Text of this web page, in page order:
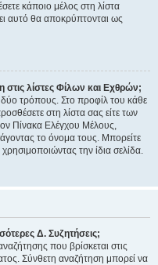
κάποιο μέλος στη λίστα
αυτό θα αποκρύπτονται ως
λίστες Φίλων και Εχθρών;
δύο τρόπους. Στο προφίλ του κάθε
στη λίστα σας είτε των
Πίνακα Ελέγχου Μέλους,
το όνομα τους. Μπορείτε
την ίδια σελίδα.
Δ. Συζητήσεις;
που βρίσκεται στις
Σύνθετη αναζήτηση μπορεί να